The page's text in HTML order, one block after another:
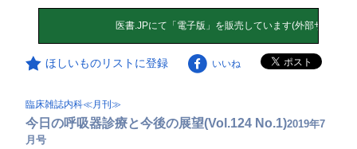
ほしいものリストに登録 いいね
臨床雑誌内科≪月刊≫
今日の呼吸器診療と今後の展望(Vol.124 No.1)2019年7
月号